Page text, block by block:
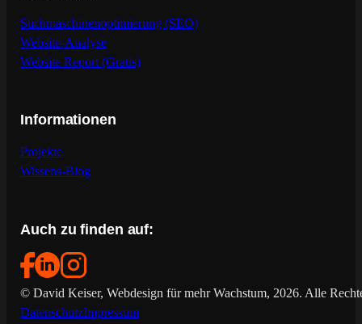
Suchmaschinenoptimierung (SEO)
Website-Analyse
Website Report (Gratis)
Informationen
Projekte
Wissens-Blog
Auch zu finden auf:
© David Keiser, Webdesign für mehr Wachstum, 2026. Alle
DatenschutzImpressum